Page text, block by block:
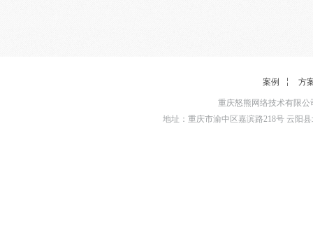
案例 方
重庆怒熊网络技术有限
地址：重庆市渝中区嘉滨路218号 云阳